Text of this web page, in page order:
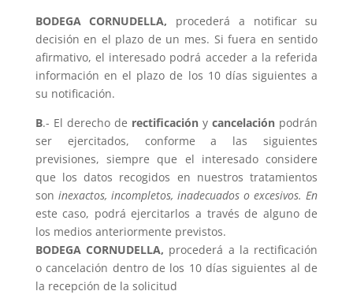
BODEGA CORNUDELLA, procederá a notificar su
decisión en el plazo de un mes. Si fuera en sentido
afirmativo, el interesado podrá acceder a la referida
información en el plazo de los 10 días siguientes a
su notificación.
B.- El derecho de rectificación ycancelación podrán
ser ejercitados, conforme a las siguientes
previsiones, siempre que el interesado considere
que los datos recogidos en nuestros tratamientos
son inexactos, incompletos, inadecuados o excesivos. En
este caso, podrá ejercitarlos a través de alguno de
los medios anteriormente previstos.
BODEGA CORNUDELLA, procederá a la rectificación
o cancelación dentro de los 10 días siguientes al de
la recepción de la solicitud